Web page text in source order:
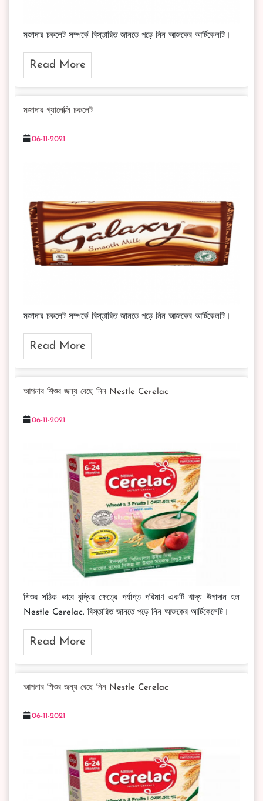
মজাদার চকলেট সম্পর্কে বিস্তারিত জানতে পড়ে নিন আজকের আর্টিকেলটি।
Read More
মজাদার গ্যালেক্সি চকলেট
06-11-2021
মজাদার চকলেট সম্পর্কে বিস্তারিত জানতে পড়ে নিন আজকের আর্টিকেলটি।
Read More
আপনার শিশুর জন্য বেছে নিন Nestle Cerelac
06-11-2021
শিশুর সঠিক ভাবে বৃৃদ্ধির ক্ষেত্রে পর্যাপ্ত পরিমাণ একটি খাদ্য উপাদান হল
Nestle Cerelac. বিস্তারিত জানতে পড়ে নিন আজকের আর্টিকেলেটি।
Read More
আপনার শিশুর জন্য বেছে নিন Nestle Cerelac
06-11-2021